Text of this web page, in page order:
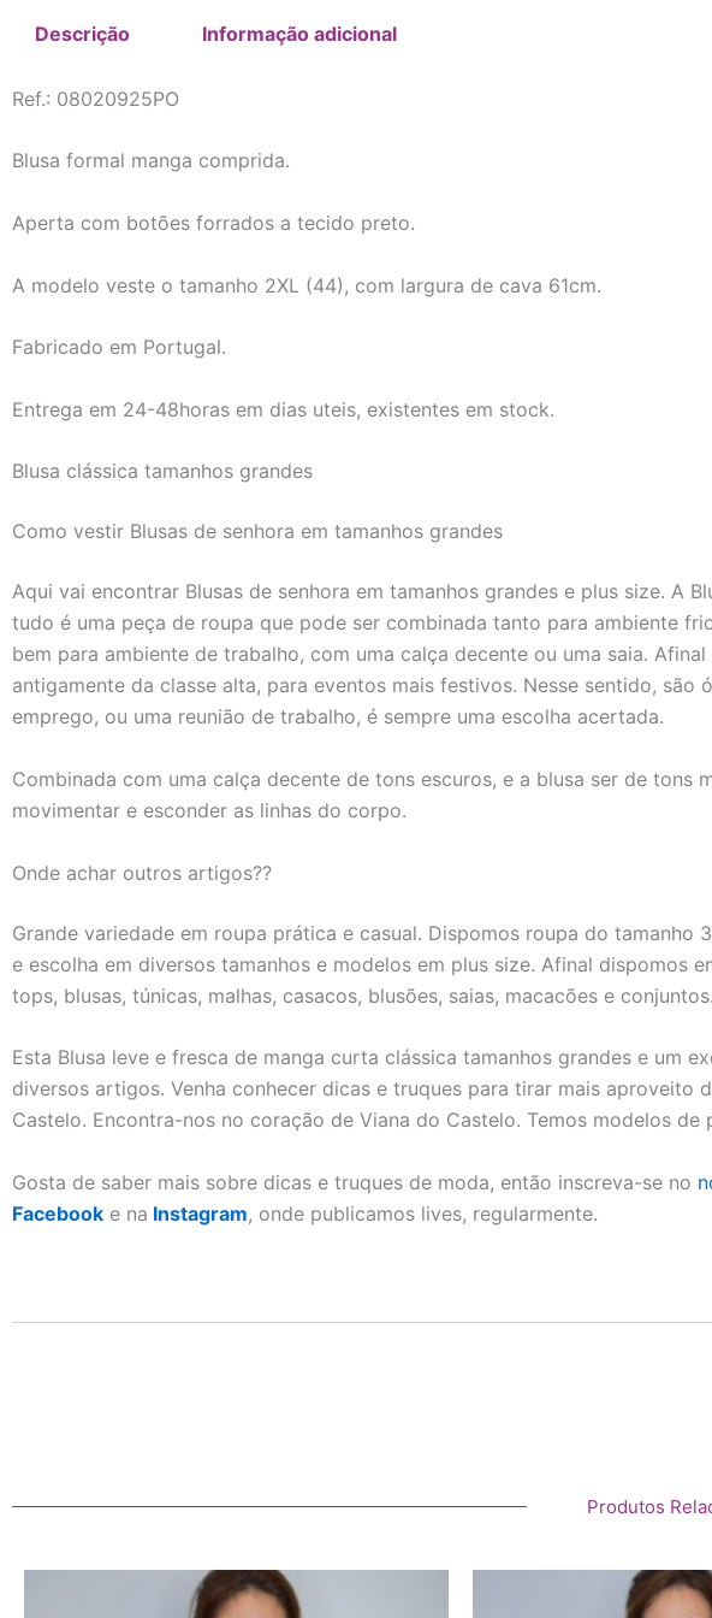
Descrição Informação adicional
Ref.: 08020925PO
Blusa formal manga comprida.
Aperta com botões forrados a tecido preto.
A modelo veste o tamanho 2XL (44), com largura de cava 61cm.
Fabricado em Portugal.
Entrega em 24-48horas em dias uteis, existentes em stock.
Blusa clássica tamanhos grandes
Como vestir Blusas de senhora em tamanhos grandes
Aqui vai encontrar Blusas de senhora em tamanhos grandes e plus size. A
tudo é uma peça de roupa que pode ser combinada tanto para ambiente
bem para ambiente de trabalho, com uma calça decente ou uma saia.
antigamente da classe alta, para eventos mais festivos. Nesse sentido,
emprego, ou uma reunião de trabalho, é sempre uma escolha acertada.
Combinada com uma calça decente de tons escuros, e a blusa ser de
movimentar e esconder as linhas do corpo.
Onde achar outros artigos??
Grande variedade em roupa prática e casual. Dispomos roupa do
e escolha em diversos tamanhos e modelos em plus size. Afinal dispomos
tops, blusas, túnicas, malhas, casacos, blusões, saias, macacões e conjuntos.
Esta Blusa leve e fresca de manga curta clássica tamanhos grandes e um
diversos artigos. Venha conhecer dicas e truques para tirar mais aproveito
Castelo. Encontra-nos no coração de Viana do Castelo. Temos modelos de
Gosta de saber mais sobre dicas e truques de moda, então inscreva-se no
Facebook e na Instagram, onde publicamos lives, regularmente.
Produtos